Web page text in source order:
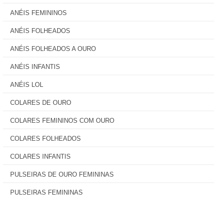
ANÉIS FEMININOS
ANÉIS FOLHEADOS
ANÉIS FOLHEADOS A OURO
ANÉIS INFANTIS
ANÉIS LOL
COLARES DE OURO
COLARES FEMININOS COM OURO
COLARES FOLHEADOS
COLARES INFANTIS
PULSEIRAS DE OURO FEMININAS
PULSEIRAS FEMININAS